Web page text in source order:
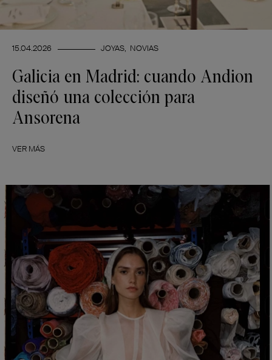
15.04.2026 JOYAS NOVIAS
Galicia en Madrid: cuando Andion
diseñó una colección para
Ansorena
VER MÁS